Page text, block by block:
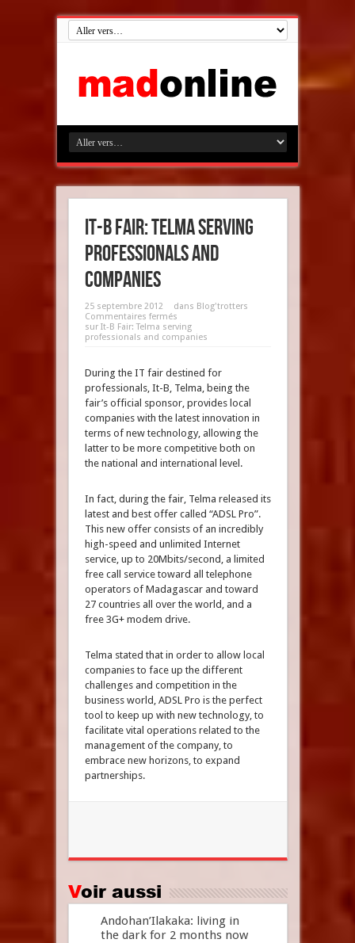
It-B Fair: Telma serving
professionals and
companies
25 septembre 2012 dans Blog'trotters
Commentaires fermés
sur It-B Fair: Telma serving
professionals and companies
During the IT fair destined for
professionals, It-B, Telma, being the
fair’s official sponsor, provides local
companies with the latest innovation in
terms of new technology, allowing the
latter to be more competitive both on
the national and international level.
In fact, during the fair, Telma released its
latest and best offer called “ADSL Pro”.
This new offer consists of an incredibly
high-speed and unlimited Internet
service, up to 20Mbits/second, a limited
free call service toward all telephone
operators of Madagascar and toward
27 countries all over the world, and a
free 3G+ modem drive.
Telma stated that in order to allow local
companies to face up the different
challenges and competition in the
business world, ADSL Pro is the perfect
tool to keep up with new technology, to
facilitate vital operations related to the
management of the company, to
embrace new horizons, to expand
partnerships.
Voir aussi
Andohan’Ilakaka: living in
the dark for 2 months now